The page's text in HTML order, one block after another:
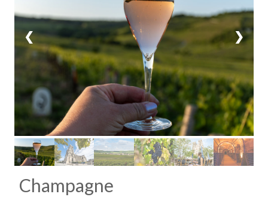
❮ ❯
Champagne